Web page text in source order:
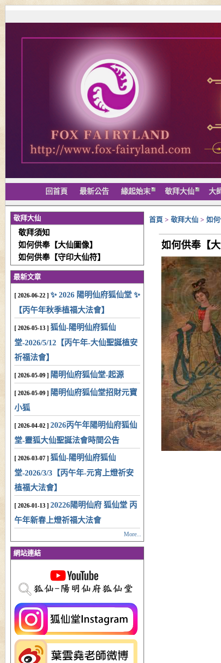
回首頁 最新公告 緣起始末 敬拜大仙 大
敬拜大仙
敬拜須知
如何供奉【大仙圖像】
如何供奉【守印大仙符】
最新文章
[ 2026-06-22 ] ✨ 2026 陽明仙府狐仙堂 ✨
【丙午年秋季植福大法會】
[ 2026-05-13 ] 狐仙-陽明仙府狐仙
堂-2026/5/12【丙午年-大仙聖誕植安
祈福法會】
[ 2026-05-09 ] 陽明仙府狐仙堂-起源
[ 2026-05-09 ] 陽明仙府狐仙堂招財元寶
小狐
[ 2026-04-02 ] 2026丙午年陽明仙府狐仙
堂-靈狐大仙聖誕法會時間公告
[ 2026-03-07 ] 狐仙-陽明仙府狐仙
堂-2026/3/3【丙午年-元宵上燈祈安
植福大法會】
[ 2026-01-13 ] 20226陽明仙府 狐仙堂 丙
午年新春上燈祈福大法會
More...
網站連結
首頁 > 敬拜大仙 > 如
如何供奉【